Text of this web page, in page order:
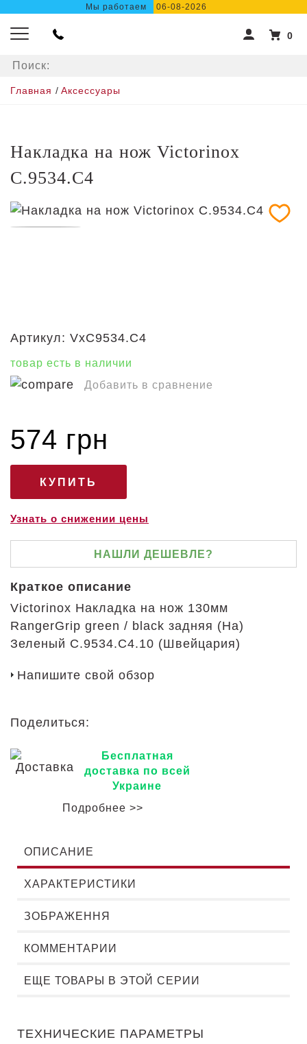
Мы работаем 06-08-2026
0
Главная / Аксессуары
Накладка на нож Victorinox
C.9534.C4
Артикул: VxC9534.C4
товар есть в наличии
Добавить в сравнение
574 грн
Узнать о снижении цены
НАШЛИ ДЕШЕВЛЕ?
Краткое описание
Victorinox Накладка на нож 130мм
RangerGrip green / black задняя (Ha)
Зеленый C.9534.C4.10 (Швейцария)
Напишите свой обзор
Поделиться:
Бесплатная
доставка по всей
Украине
Подробнее >>
ОПИСАНИЕ
ХАРАКТЕРИСТИКИ
ЗОБРАЖЕННЯ
КОММЕНТАРИИ
ЕЩЕ ТОВАРЫ В ЭТОЙ СЕРИИ
ТЕХНИЧЕСКИЕ ПАРАМЕТРЫ